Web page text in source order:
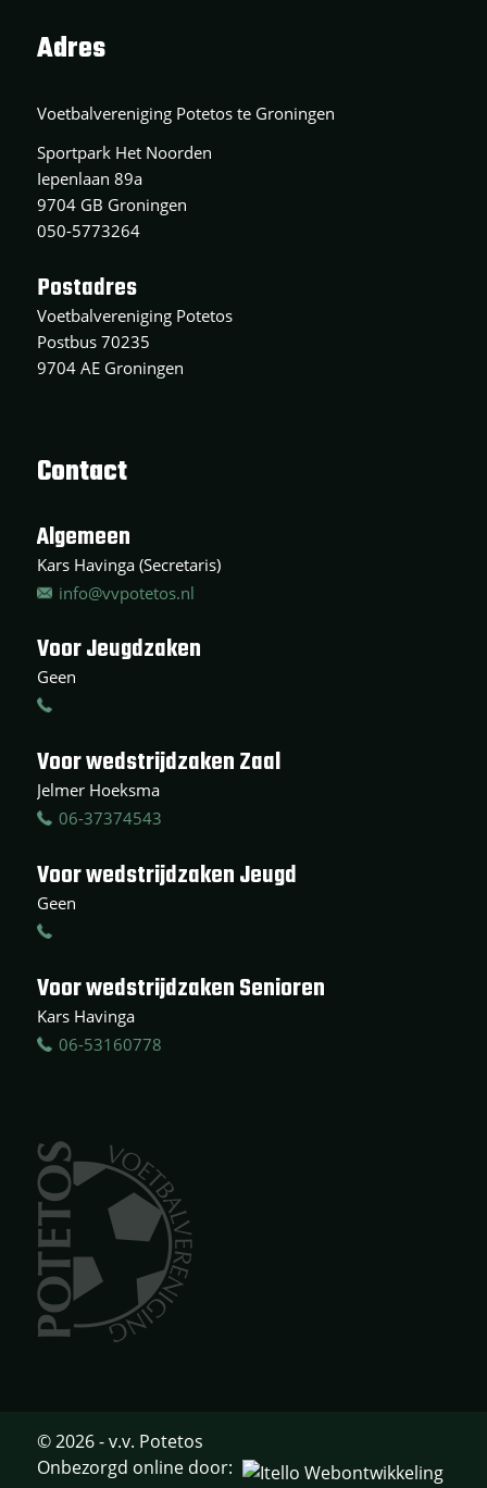
Adres
Voetbalvereniging Potetos te Groningen
Sportpark Het Noorden
Iepenlaan 89a
9704 GB Groningen
050-5773264
Postadres
Voetbalvereniging Potetos
Postbus 70235
9704 AE Groningen
Contact
Algemeen
Kars Havinga (Secretaris)
info@vvpotetos.nl
Voor Jeugdzaken
Geen
Voor wedstrijdzaken Zaal
Jelmer Hoeksma
06-37374543
Voor wedstrijdzaken Jeugd
Geen
Voor wedstrijdzaken Senioren
Kars Havinga
06-53160778
© 2026 - v.v. Potetos
Onbezorgd online door: